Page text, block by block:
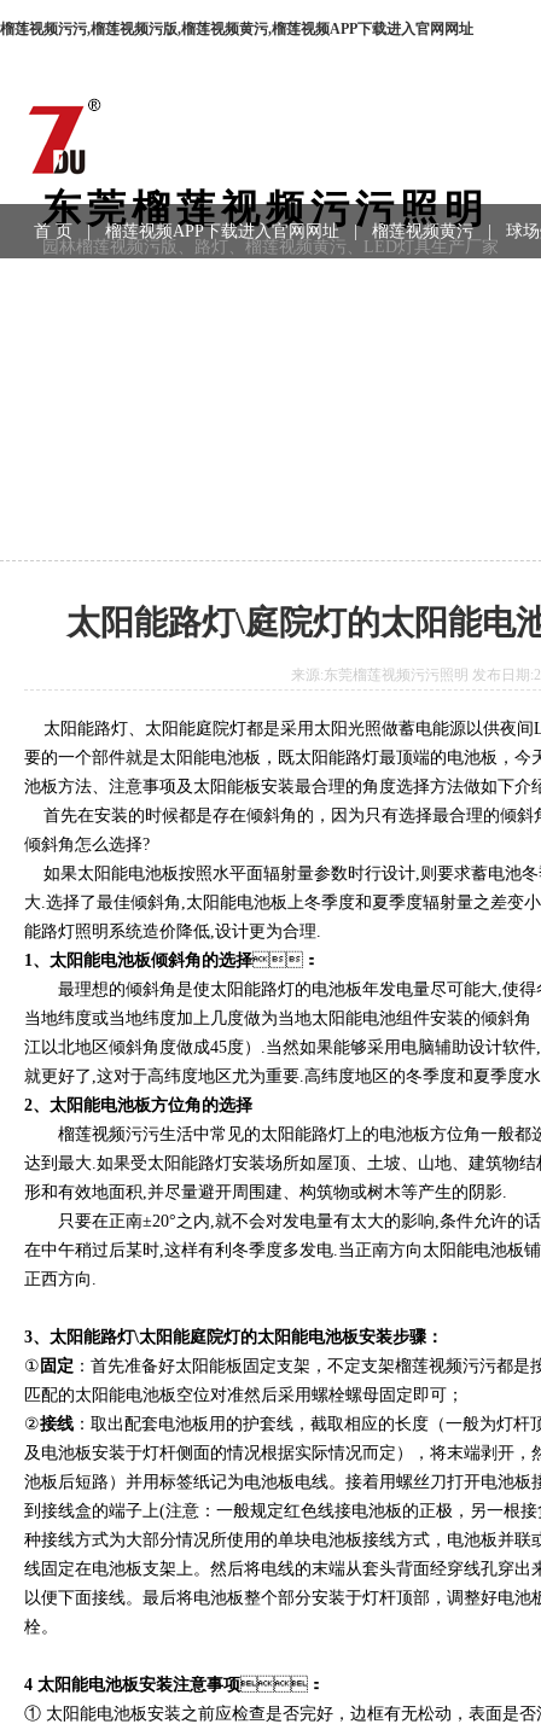
榴莲视频污污,榴莲视频污版,榴莲视频黄污,榴莲视频APP下载进入官网网址
东莞榴莲视频污污照明
园林榴莲视频污版、路灯、榴莲视频黄污、LED灯具生产厂家
首 页 | 榴莲视频APP下载进入官网网址 | 榴莲视频黄污 球
太阳能路灯\庭院灯的太阳能电
来源:东莞榴莲视频污污照明 发布日期
太阳能路灯、太阳能庭院灯都是采用太阳光照做蓄电能源以供夜间
要的一个部件就是太阳能电池板，既太阳能路灯最顶端的电池板
池板方法、注意事项及太阳能板安装最合理的角度选择方法做如下介绍
首先在安装的时候都是存在倾斜角的，因为只有选择最合理的倾斜
倾斜角怎么选择?
如果太阳能电池板按照水平面辐射量参数时行设计,则要求蓄电池
大.选择了最佳倾斜角,太阳能电池板上冬季度和夏季度辐射量之差变
能路灯照明系统造价降低,设计更为合理.
1、太阳能电池板倾斜角的选择：
最理想的倾斜角是使太阳能路灯的电池板年发电量尽可能大,使得
当地纬度或当地纬度加上几度做为当地太阳能电池组件安装的倾斜角（
江以北地区倾斜角度做成45度）.当然如果能够采用电脑辅助设计软
就更好了,这对于高纬度地区尤为重要.高纬度地区的冬季度和夏季度
2、太阳能电池板方位角的选择
榴莲视频污污生活中常见的太阳能路灯上的电池板方位角一般都
达到最大.如果受太阳能路灯安装场所如屋顶、土坡、山地、建
形和有效地面积,并尽量避开周围建、构筑物或树木等产生的阴影.
只要在正南±20°之内,就不会对发电量有太大的影响,条件允许的
在中午稍过后某时,这样有利冬季度多发电.当正南方向太阳能电池板铺
正西方向.
3、太阳能路灯\太阳能庭院灯的太阳能电池板安装步骤：
① 固定 ：首先准备好太阳能板固定支架，不定支架榴莲视频污污
匹配的太阳能电池板空位对准然后采用螺栓螺母固定即可；
②接线 ：取出配套电池板用的护套线，截取相应的长度（一般为
及电池板安装于灯杆侧面的情况根据实际情况而定），将末端剥开
池板后短路）并用标签纸记为电池板电线。接着用螺丝刀打开电池板接
到接线盒的端子上(注意：一般规定红色线接电池板的正极，另一根
种接线方式为大部分情况所使用的单块电池板接线方式，电池板并
线固定在电池板支架上。然后将电线的末端从套头背面经穿线孔穿出
以便下面接线。最后将电池板整个部分安装于灯杆顶部，调整好电
栓。
4 太阳能电池板安装注意事项：
① 太阳能电池板安装之前应检查是否完好，边框有无松动，表